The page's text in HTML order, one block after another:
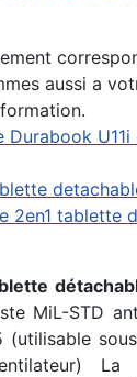
aussi a
2en1 tablette
MiL-STD
(utilisable
La